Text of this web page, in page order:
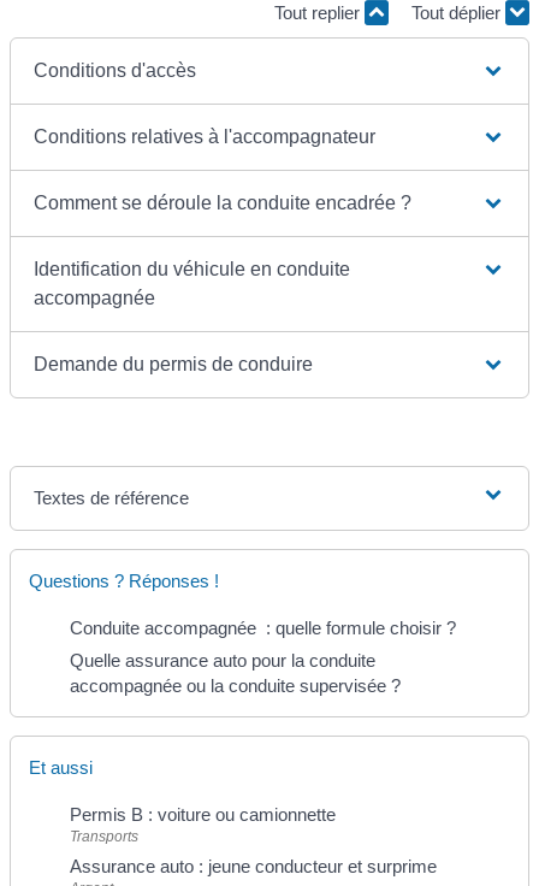
Tout replier Tout déplier
Conditions d'accès
Conditions relatives à l'accompagnateur
Comment se déroule la conduite encadrée ?
Identification du véhicule en conduite
accompagnée
Demande du permis de conduire
Textes de référence
Questions ? Réponses !
Conduite accompagnée : quelle formule choisir ?
Quelle assurance auto pour la conduite
accompagnée ou la conduite supervisée ?
Et aussi
Permis B : voiture ou camionnette
Transports
Assurance auto : jeune conducteur et surprime